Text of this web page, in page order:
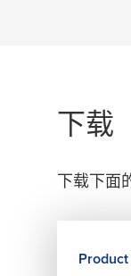
下载
下载下面
Product